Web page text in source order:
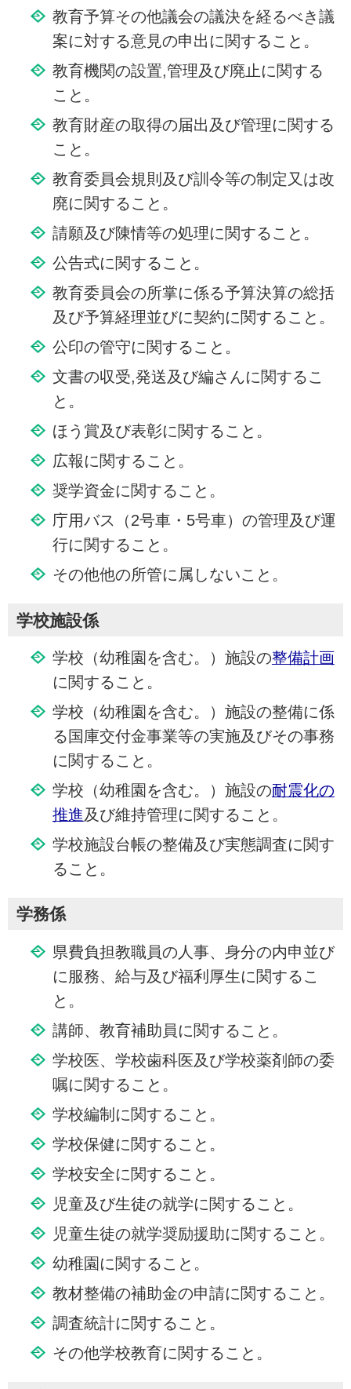
教育予算その他議会の議決を経るべき議
案に対する意見の申出に関すること。
教育機関の設置,管理及び廃止に関する
こと。
教育財産の取得の届出及び管理に関する
こと。
教育委員会規則及び訓令等の制定又は改
廃に関すること。
請願及び陳情等の処理に関すること。
公告式に関すること。
教育委員会の所掌に係る予算決算の総括
及び予算経理並びに契約に関すること。
公印の管守に関すること。
文書の収受,発送及び編さんに関するこ
と。
ほう賞及び表彰に関すること。
広報に関すること。
奨学資金に関すること。
庁用バス（2号車・5号車）の管理及び運
行に関すること。
その他他の所管に属しないこと。
学校施設係
学校（幼稚園を含む。）施設の整備計画
に関すること。
学校（幼稚園を含む。）施設の整備に係
る国庫交付金事業等の実施及びその事務
に関すること。
学校（幼稚園を含む。）施設の耐震化の
推進及び維持管理に関すること。
学校施設台帳の整備及び実態調査に関す
ること。
学務係
県費負担教職員の人事、身分の内申並び
に服務、給与及び福利厚生に関するこ
と。
講師、教育補助員に関すること。
学校医、学校歯科医及び学校薬剤師の委
嘱に関すること。
学校編制に関すること。
学校保健に関すること。
学校安全に関すること。
児童及び生徒の就学に関すること。
児童生徒の就学奨励援助に関すること。
幼稚園に関すること。
教材整備の補助金の申請に関すること。
調査統計に関すること。
その他学校教育に関すること。